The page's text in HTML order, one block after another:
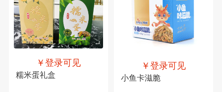
￥登录可见
糯米蛋礼盒
￥登录可见
小鱼卡滋脆